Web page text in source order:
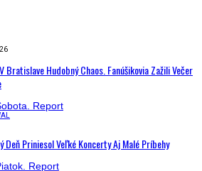
Bratislave Hudobný Chaos. Fanúšikovia Zažili Večer
Deň Priniesol Veľké Koncerty Aj Malé Príbehy